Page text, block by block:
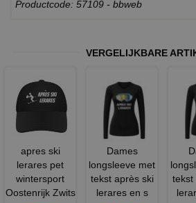
Productcode: 57109 - bbweb
VERGELIJKBARE
apres ski
lerares pet
wintersport
Oostenrijk Zwits
Dames
longsleeve met
tekst après ski
lerares en s
tekst